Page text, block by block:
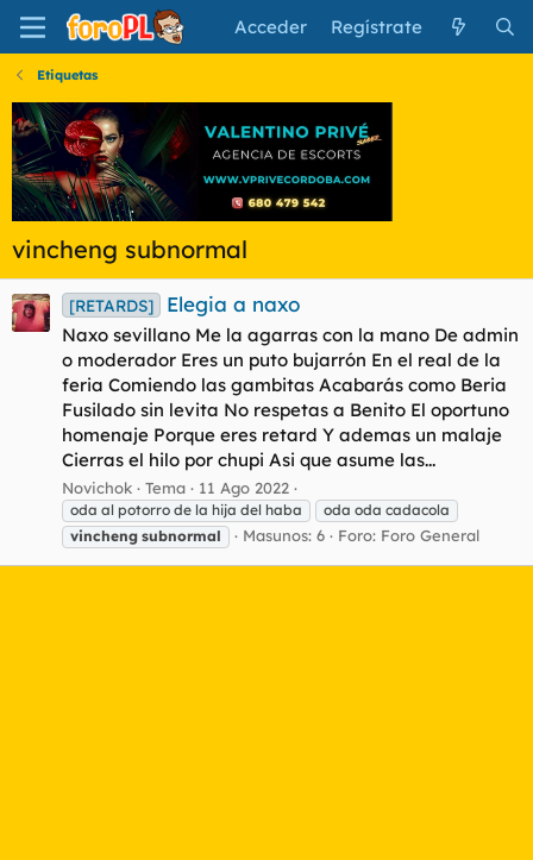
Acceder Regístrate
Etiquetas
vincheng subnormal
[RETARDS] Elegia a naxo
Naxo sevillano Me la agarras con la mano De admin
o moderador Eres un puto bujarrón En el real de la
feria Comiendo las gambitas Acabarás como Beria
Fusilado sin levita No respetas a Benito El oportuno
homenaje Porque eres retard Y ademas un malaje
Cierras el hilo por chupi Asi que asume las...
Novichok Tema 11 Ago 2022
oda al potorro de la hija del haba
oda oda cadacola
vincheng subnormal Masunos: 6 Foro: Foro General